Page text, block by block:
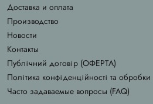
Доставка и оплата
Производство
Новости
Контакты
Публічний договір (ОФЕРТА)
Політика конфіденційності та
Часто задаваемые вопросы (FAQ)